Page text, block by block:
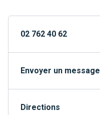
02 762 40 62
Envoyer un message
Directions